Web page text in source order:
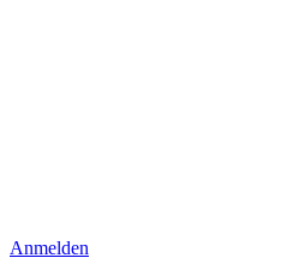
Anmelden